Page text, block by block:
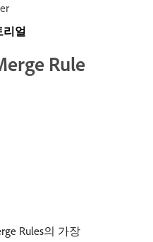
리얼
Rule
Rules의 가장